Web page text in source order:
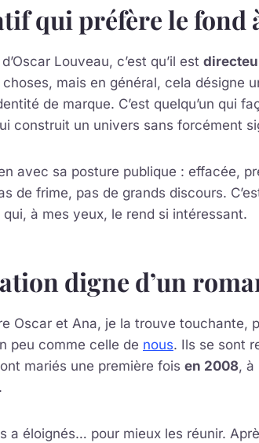
qui préfère le fond
Louveau, c’est qu’il est
mais en général, cela désigne
de marque. C’est quelqu’un qui
construit un univers sans forcément
avec sa posture publique : effacée,
de frime, pas de grands discours.
qui, à mes yeux, le rend si intéressant.
digne d’un
Oscar et Ana, je la trouve touchante,
peu comme celle de nous. Ils se sont
mariés une première fois en 2008, à
a éloignés… pour mieux les réunir.